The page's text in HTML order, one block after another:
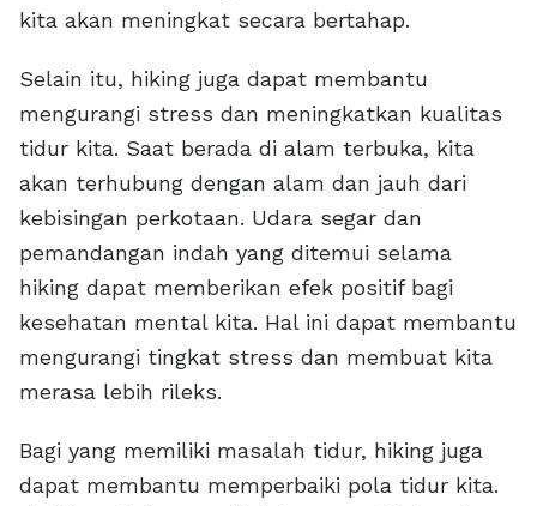
kita akan meningkat secara bertahap.
Selain itu, hiking juga dapat membantu
mengurangi stress dan meningkatkan kualitas
tidur kita. Saat berada di alam terbuka, kita
akan terhubung dengan alam dan jauh dari
kebisingan perkotaan. Udara segar dan
pemandangan indah yang ditemui selama
hiking dapat memberikan efek positif bagi
kesehatan mental kita. Hal ini dapat membantu
mengurangi tingkat stress dan membuat kita
merasa lebih rileks.
Bagi yang memiliki masalah tidur, hiking juga
dapat membantu memperbaiki pola tidur kita.